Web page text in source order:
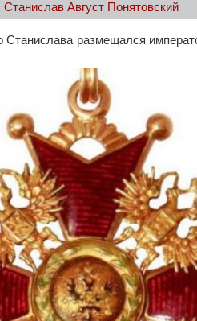
Станислав Август Понятовский
Станислава размещался